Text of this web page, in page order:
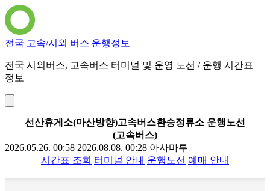
전국 고속/시외 버스 운행정보
전국 시외버스, 고속버스 터미널 및 운영 노선 / 운행 시간표
정보
선산휴게소(마산방향)고속버스환승정류소 운행노선
(고속버스)
2026.05.26. 00:58 2026.08.08. 00:28 아사마루
시간표 조회 터미널 안내 운행노선 예매 안내